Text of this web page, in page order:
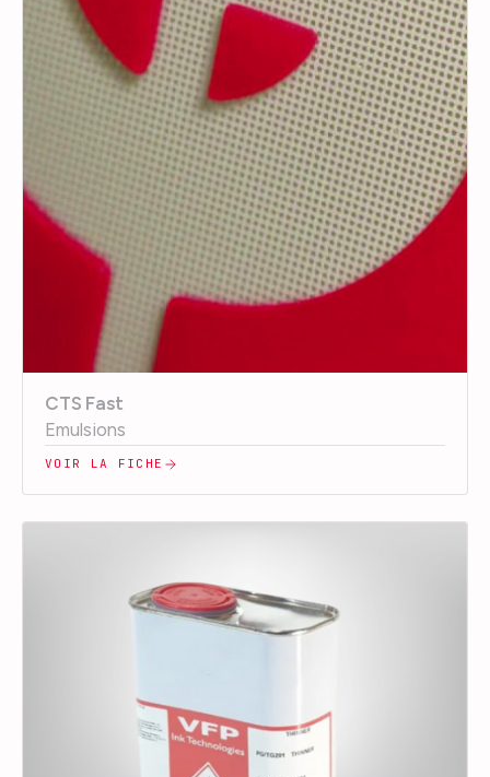
CTS Fast
Emulsions
VOIR LA FICHE